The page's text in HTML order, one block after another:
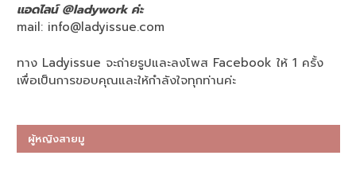
แอดไลน์ @ladywork ค่ะ
mail: info@ladyissue.com
ทาง Ladyissue จะถ่ายรูปและลงโพส Facebook ให้ 1 ครั้ง
เพื่อเป็นการขอบคุณและให้กำลังใจทุกท่านค่ะ
ผู้หญิงสายมู